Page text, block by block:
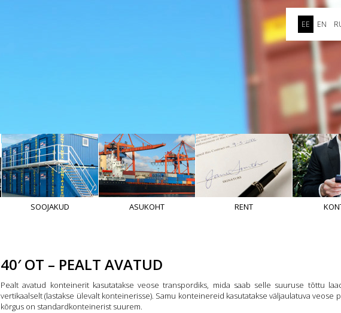
EE EN
SOOJAKUD ASUKOHT RENT
40′ OT – PEALT AVATUD
Pealt avatud konteinerit kasutatakse veose transpordiks, mida saab selle suuruse tõttu
vertikaalselt (lastakse ülevalt konteinerisse). Samu konteinereid kasutatakse väljaulatuva veose
kõrgus on standardkonteinerist suurem.